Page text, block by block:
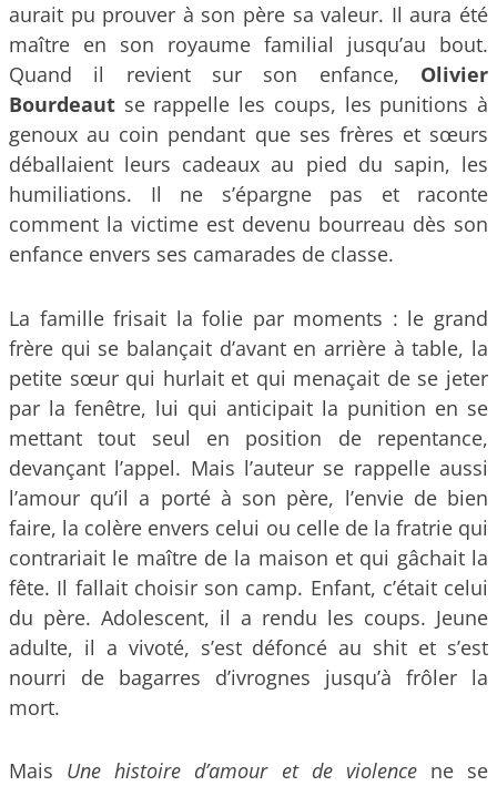
aurait pu prouver à son père sa valeur. Il aura été
maître en son royaume familial jusqu’au bout.
Quand il revient sur son enfance, Olivier
Bourdeaut se rappelle les coups, les punitions à
genoux au coin pendant que ses frères et sœurs
déballaient leurs cadeaux au pied du sapin, les
humiliations. Il ne s’épargne pas et raconte
comment la victime est devenu bourreau dès son
enfance envers ses camarades de classe.
La famille frisait la folie par moments : le grand
frère qui se balançait d’avant en arrière à table, la
petite sœur qui hurlait et qui menaçait de se jeter
par la fenêtre, lui qui anticipait la punition en se
mettant tout seul en position de repentance,
devançant l’appel. Mais l’auteur se rappelle aussi
l’amour qu’il a porté à son père, l’envie de bien
faire, la colère envers celui ou celle de la fratrie qui
contrariait le maître de la maison et qui gâchait la
fête. Il fallait choisir son camp. Enfant, c’était celui
du père. Adolescent, il a rendu les coups. Jeune
adulte, il a vivoté, s’est défoncé au shit et s’est
nourri de bagarres d’ivrognes jusqu’à frôler la
mort.
Mais Une histoire d’amour et de violencene se